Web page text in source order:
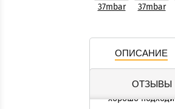
ОПИСАНИЕ
ОТЗЫВЫ
Все
хорошо